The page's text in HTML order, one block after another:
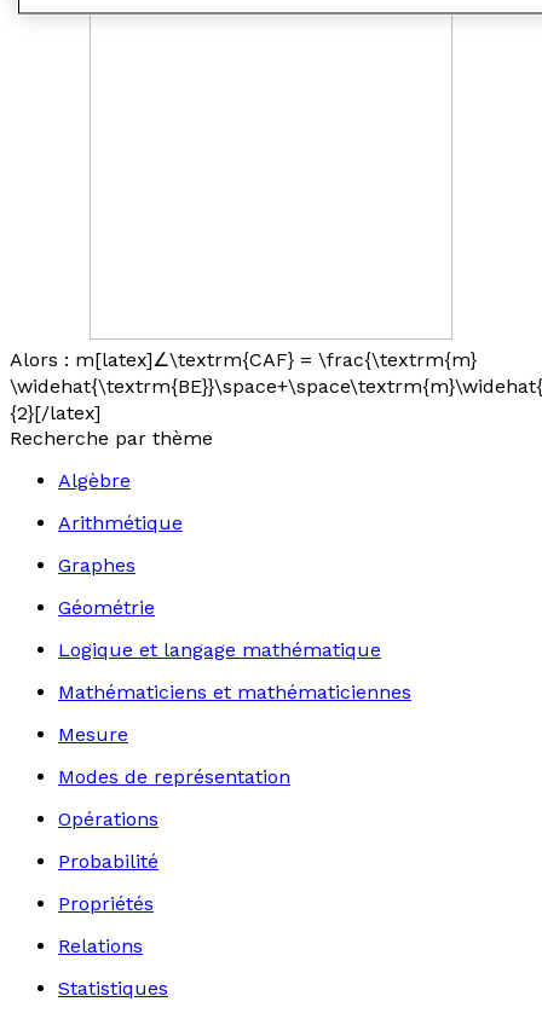
Alors : m[latex]∠\textrm{CAF} = \frac{\textrm{m}
{2}[/latex]
Recherche par thème
Algèbre
Arithmétique
Graphes
Géométrie
Logique et langage mathématique
Mathématiciens et mathématiciennes
Mesure
Modes de représentation
Opérations
Probabilité
Propriétés
Relations
Statistiques